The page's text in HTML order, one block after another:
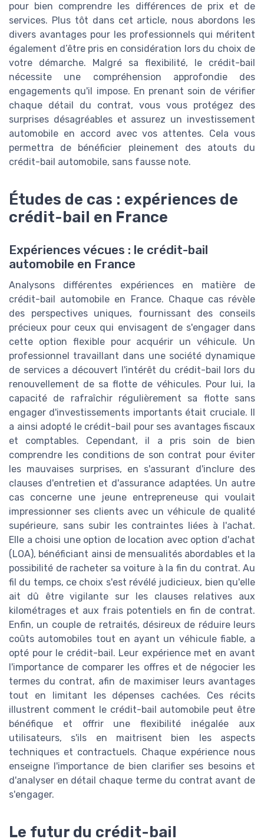
pour bien comprendre les différences de prix et de
services. Plus tôt dans cet article, nous abordons les
divers avantages pour les professionnels qui méritent
également d’être pris en considération lors du choix de
votre démarche. Malgré sa flexibilité, le crédit-bail
nécessite une compréhension approfondie des
engagements qu'il impose. En prenant soin de vérifier
chaque détail du contrat, vous vous protégez des
surprises désagréables et assurez un investissement
automobile en accord avec vos attentes. Cela vous
permettra de bénéficier pleinement des atouts du
crédit-bail automobile, sans fausse note.
Études de cas : expériences de
crédit-bail en France
Expériences vécues : le crédit-bail
automobile en France
Analysons différentes expériences en matière de
crédit-bail automobile en France. Chaque cas révèle
des perspectives uniques, fournissant des conseils
précieux pour ceux qui envisagent de s'engager dans
cette option flexible pour acquérir un véhicule. Un
professionnel travaillant dans une société dynamique
de services a découvert l'intérêt du crédit-bail lors du
renouvellement de sa flotte de véhicules. Pour lui, la
capacité de rafraîchir régulièrement sa flotte sans
engager d'investissements importants était cruciale. Il
a ainsi adopté le crédit-bail pour ses avantages fiscaux
et comptables. Cependant, il a pris soin de bien
comprendre les conditions de son contrat pour éviter
les mauvaises surprises, en s'assurant d'inclure des
clauses d'entretien et d'assurance adaptées. Un autre
cas concerne une jeune entrepreneuse qui voulait
impressionner ses clients avec un véhicule de qualité
supérieure, sans subir les contraintes liées à l'achat.
Elle a choisi une option de location avec option d'achat
(LOA), bénéficiant ainsi de mensualités abordables et la
possibilité de racheter sa voiture à la fin du contrat. Au
fil du temps, ce choix s'est révélé judicieux, bien qu'elle
ait dû être vigilante sur les clauses relatives aux
kilométrages et aux frais potentiels en fin de contrat.
Enfin, un couple de retraités, désireux de réduire leurs
coûts automobiles tout en ayant un véhicule fiable, a
opté pour le crédit-bail. Leur expérience met en avant
l'importance de comparer les offres et de négocier les
termes du contrat, afin de maximiser leurs avantages
tout en limitant les dépenses cachées. Ces récits
illustrent comment le crédit-bail automobile peut être
bénéfique et offrir une flexibilité inégalée aux
utilisateurs, s'ils en maitrisent bien les aspects
techniques et contractuels. Chaque expérience nous
enseigne l'importance de bien clarifier ses besoins et
d'analyser en détail chaque terme du contrat avant de
s'engager.
Le futur du crédit-bail